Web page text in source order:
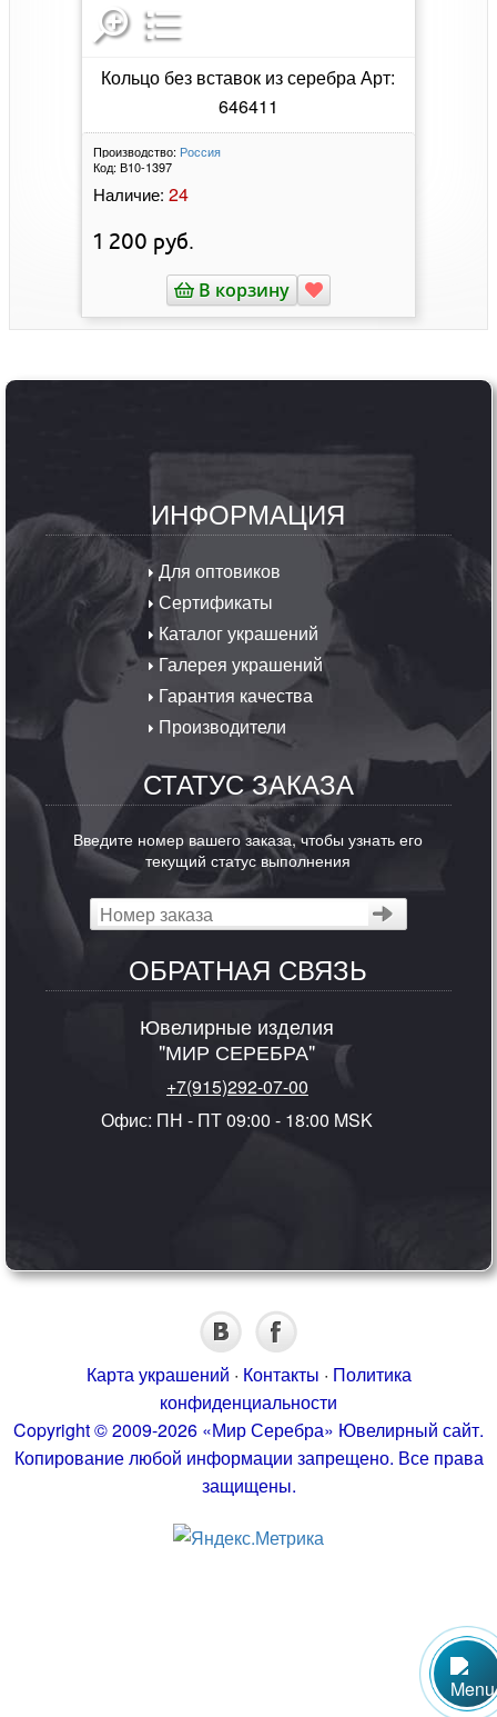
Кольцо без вставок из серебра Арт:
646411
Производство: Россия
Код: В10-1397
Наличие: 24
1 200 руб.
В корзину
ИНФОРМАЦИЯ
Для оптовиков
Сертификаты
Каталог украшений
Галерея украшений
Гарантия качества
Производители
СТАТУС ЗАКАЗА
Введите номер вашего заказа, чтобы узнать его
текущий статус выполнения
ОБРАТНАЯ СВЯЗЬ
Ювелирные изделия
"МИР СЕРЕБРА"
+7(915)292-07-00
Офис: ПН - ПТ 09:00 - 18:00 MSK
Карта украшений · Контакты · Политика
конфиденциальности
Copyright © 2009-2026 «Мир Серебра» Ювелирный сайт.
Копирование любой информации запрещено. Все права
защищены.